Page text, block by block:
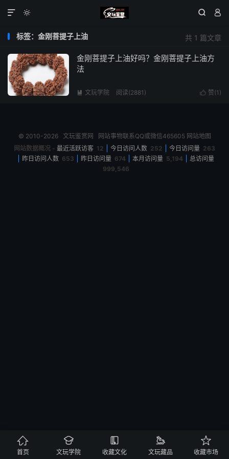
  

共 1 篇文章
标签：金刚菩提子上油
金刚菩提子上油好吗？金刚菩提子上油方
法
 赞(1 )
 文玩学院 阅读(2881)
© 2010-2026 文玩鉴赏网 网站事物联系QQ或微信465605 网站地图
网站数据概况 - 最近活跃访客 12 今日访问人数 252 今日访问量 263
昨日访问人数 653 昨日访问量 674 本月访问量 5,194
总访问量
999,546

首页

文玩学院

收藏文化

文玩藏品

收藏市场